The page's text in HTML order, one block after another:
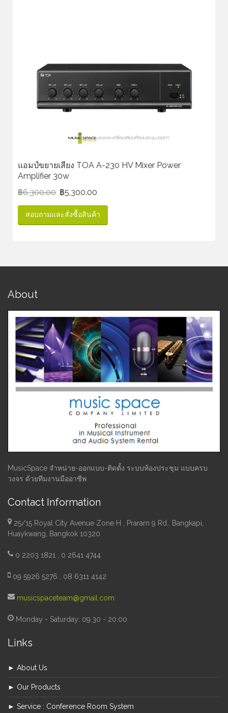
แอมป์ขยายเสียง TOA A-230 HV Mixer Power
Amplifier 30w
฿6,300.00 ฿5,300.00
สอบถามและสั่งซื้อสินค้า
About
MusicSpace จำหน่าย-ออกแบบ-ติดตั้ง ระบบห้องประชุม แบบครบ
วงจร ด้วยทีมงานมืออาชีพ
Contact Information
25/15 Royal City Avenue Zone H , Praram 9 Rd., Bangkapi,
Huaykwang, Bangkok 10320
0 2203 1821 , 0 2641 4744
09 5926 5276 , 08 6311 4142
musicspaceteam@gmail.com
Monday - Saturday: 09.30 - 20.00
Links
► About Us
► Our Products
► Service : Conference Room System